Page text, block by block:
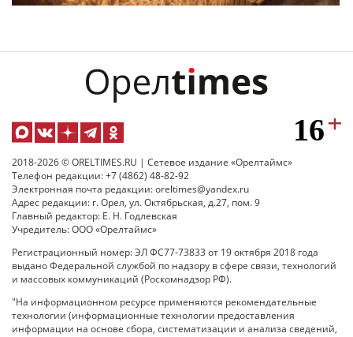
2018-2026 © ORELTIMES.RU | Сетевое издание «Орелтаймс»
Телефон редакции: +7 (4862) 48-82-92
Электронная почта редакции: oreltimes@yandex.ru
Адрес редакции: г. Орел, ул. Октябрьская, д.27, пом. 9
Главный редактор: Е. Н. Годлевская
Учредитель: ООО «Орелтаймс»
Регистрационный номер: ЭЛ ФС77-73833 от 19 октября 2018 года
выдано Федеральной службой по надзору в сфере связи, технологий
и массовых коммуникаций (Роскомнадзор РФ).
"На информационном ресурсе применяются рекомендательные
технологии (информационные технологии предоставления
информации на основе сбора, систематизации и анализа сведений,